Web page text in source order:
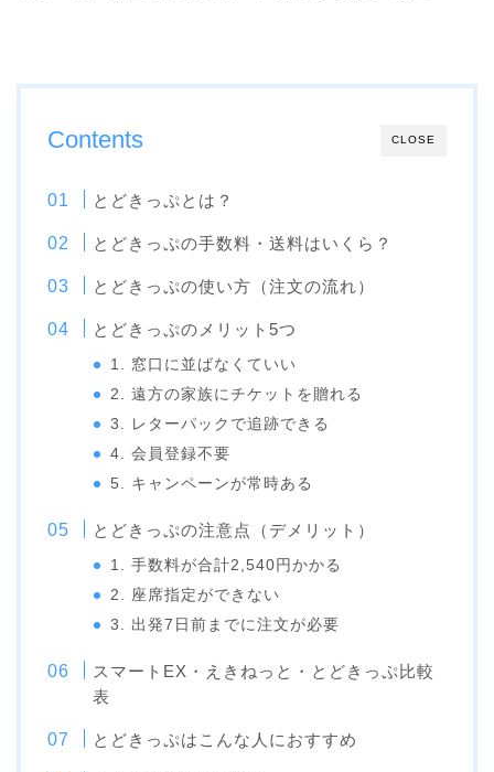
CLOSE
Contents
とどきっぷとは？
とどきっぷの手数料・送料はいくら？
とどきっぷの使い方（注文の流れ）
とどきっぷのメリット5つ
1. 窓口に並ばなくていい
2. 遠方の家族にチケットを贈れる
3. レターパックで追跡できる
4. 会員登録不要
5. キャンペーンが常時ある
とどきっぷの注意点（デメリット）
1. 手数料が合計2,540円かかる
2. 座席指定ができない
3. 出発7日前までに注文が必要
スマートEX・えきねっと・とどきっぷ比較
表
とどきっぷはこんな人におすすめ